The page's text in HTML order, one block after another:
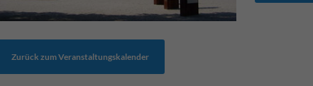
Zurück zum Veranstaltungskalender